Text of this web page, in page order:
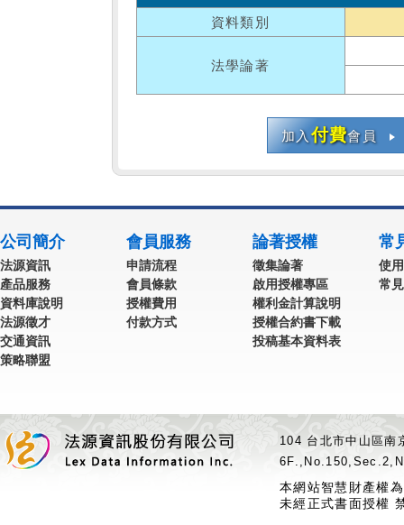
資料類別
法學論著
加入付費會員
公司簡介
法源資訊
產品服務
資料庫說明
法源徵才
交通資訊
策略聯盟
會員服務
申請流程
會員條款
授權費用
付款方式
論著授權
徵集論著
啟用授權專區
權利金計算說明
授權合約書下載
投稿基本資料表
常
使
常
104 台北市中山區
本網站智慧財產權
未經正式書面授權